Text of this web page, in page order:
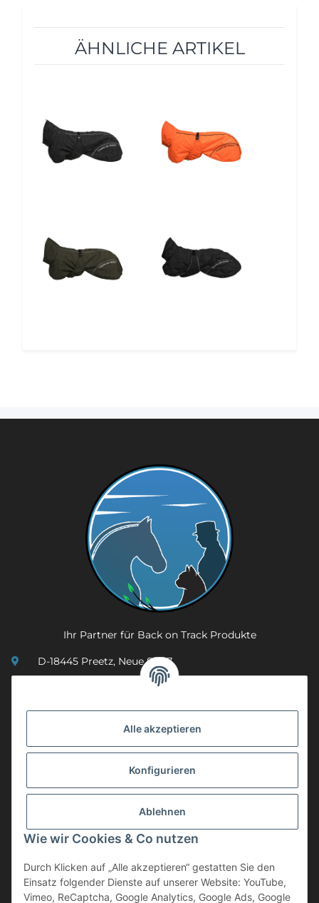
Alle akzeptieren
Konfigurieren
Ablehnen
Wie wir Cookies & Co nutzen
Durch Klicken auf „Alle akzeptieren“ gestatten Sie den
Einsatz folgender Dienste auf unserer Website: YouTube,
Vimeo, ReCaptcha, Google Analytics, Google Ads, Google
ÄHNLICHE ARTIKEL
Ihr Partner für Back on Track Produkte
D-18445 Preetz, Neue Str. 7
info@mobility-in-harmony.de
Informationen
Back on Track
ZAHLUNGSMETHODEN